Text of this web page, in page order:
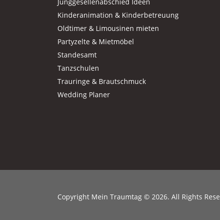
Kinderanimation & Kinderbetreuung
Oldtimer & Limousinen mieten
Partyzelte & Mietmöbel
Standesamt
Tanzschulen
Trauringe & Brautschmuck
Wedding Planer
Copyright Mein Traumtag © 2026. All Rights